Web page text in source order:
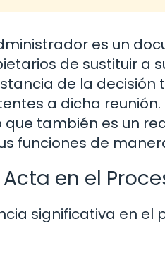
es un
de sustituir a
de la
a dicha
también es un
funciones de
en el
significativa en